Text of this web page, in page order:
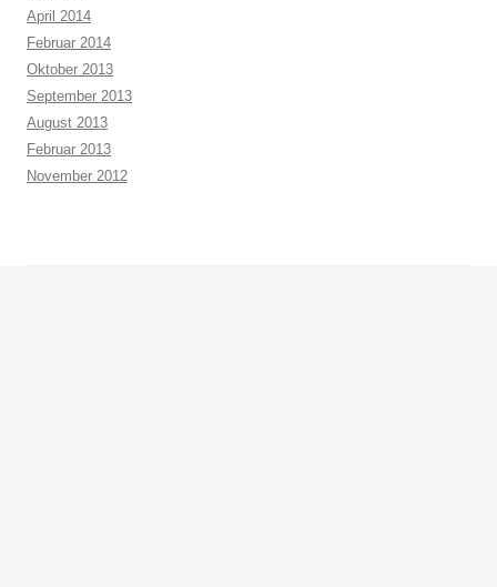
April 2014
Februar 2014
Oktober 2013
September 2013
August 2013
Februar 2013
November 2012